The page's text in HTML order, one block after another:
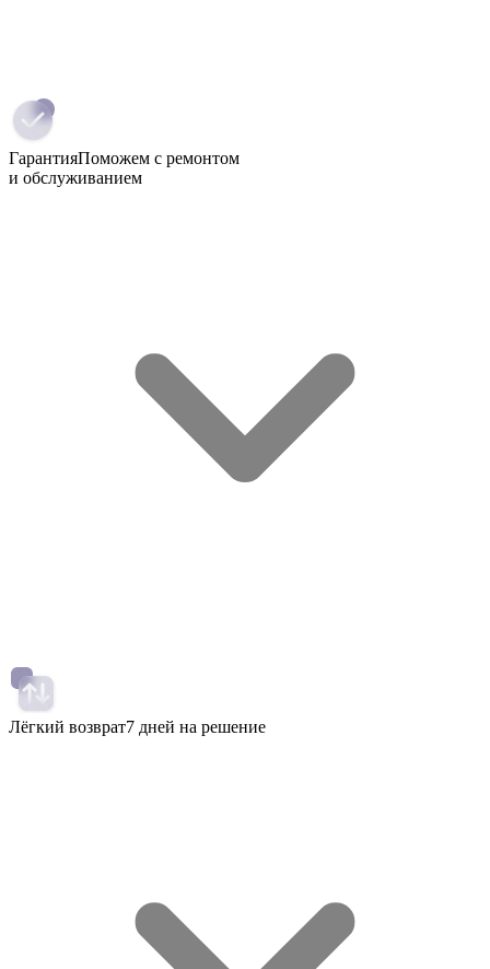
ГарантияПоможем с ремонтом
и обслуживанием
Лёгкий возврат7 дней на решение